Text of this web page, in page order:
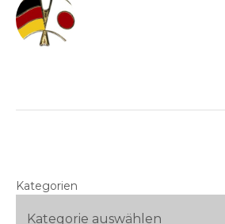
Kategorien